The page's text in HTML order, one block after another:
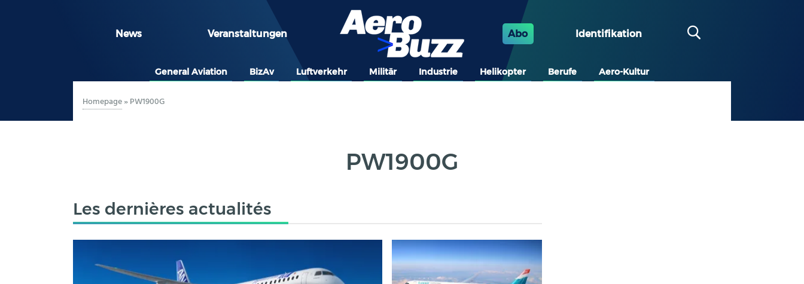
News Veranstaltungen Abo Identifikation
General Aviation BizAv Luftverkehr Militär Industrie Helikopter Berufe Aero-Kultur
Homepage»PW1900G
PW1900G
Les dernières actualités